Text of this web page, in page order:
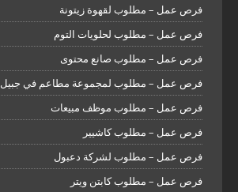
فرص عمل – مطلوب لقهوة زيتونة
فرص عمل – مطلوب لحلويات التوم
فرص عمل – مطلوب صانع محتوى
فرص عمل – مطلوب لمجموعة مطاعم في جبيل
فرص عمل – مطلوب موظف مبيعات
فرص عمل – مطلوب كاشيير
فرص عمل – مطلوب لشركة دعبول
فرص عمل – مطلوب كابتن ويتر